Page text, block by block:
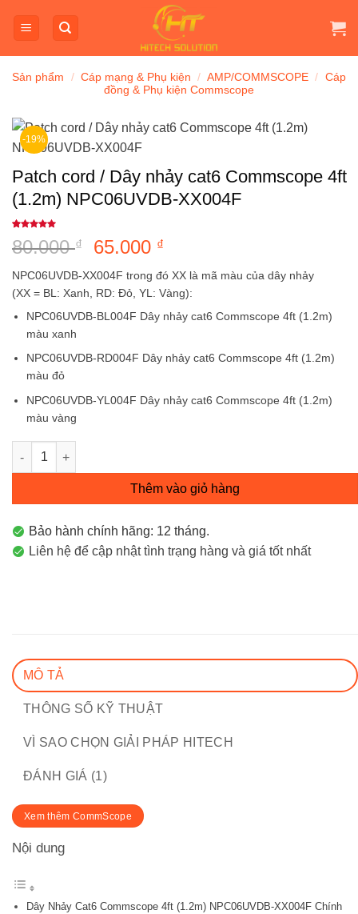
qua
dung
Sản phẩm / Cáp mạng & Phụ kiện / AMP/COMMSCOPE / Cáp
đồng & Phụ kiện Commscope
-19%
Patch cord / Dây nhảy cat6 Commscope 4ft
(1.2m) NPC06UVDB-XX004F
dựa trên
đánh giá
80.000₫
Giá
gốc
là:
80.000 ₫.
65.000 ₫
hiện
tại
là:
65.000 ₫.
NPC06UVDB-XX004F trong đó XX là mã màu của dây nhảy
(XX = BL: Xanh, RD: Đỏ, YL: Vàng):
NPC06UVDB-BL004F Dây nhảy cat6 Commscope 4ft (1.2m)
màu xanh
NPC06UVDB-RD004F Dây nhảy cat6 Commscope 4ft (1.2m)
màu đỏ
NPC06UVDB-YL004F Dây nhảy cat6 Commscope 4ft (1.2m)
màu vàng
Patch cord / Dây nhảy cat6 Commscope 4ft (1.2m)
Thêm vào giỏ hàng
Bảo hành chính hãng: 12 tháng.
Liên hệ để cập nhật tình trạng hàng và giá tốt nhất
MÔ TẢ
THÔNG SỐ KỸ THUẬT
VÌ SAO CHỌN GIẢI PHÁP HITECH
ĐÁNH GIÁ (1)
Xem thêm CommScope
Nội dung
Dây Nhảy Cat6 Commscope 4ft (1.2m) NPC06UVDB-XX004F Chính